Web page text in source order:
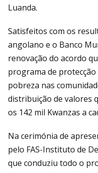
Luanda.
Satisfeitos com os
angolano e o Banco
renovação do acordo
programa de
pobreza nas
distribuição de valores
os 142 mil Kwanzas a
Na cerimónia de
pelo FAS-Instituto de
que conduziu todo o